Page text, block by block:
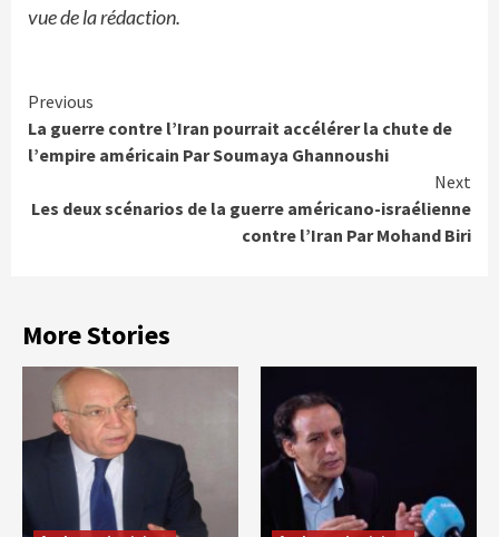
vue de la rédaction.
Continue
Reading
Previous
La guerre contre l’Iran pourrait accélérer la chute de
l’empire américain Par Soumaya Ghannoushi
Next
Les deux scénarios de la guerre américano-israélienne
contre l’Iran Par Mohand Biri
More Stories